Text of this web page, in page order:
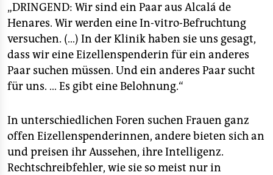
shop
fragen & hilfe
unterstützen
abo
epaper login
„DRINGEND: Wir sind ein Paar aus Alcalá de
Henares. Wir werden eine In-vitro-Befruchtung
versuchen. (…) In der Klinik haben sie uns gesagt,
dass wir eine Eizellenspenderin für ein anderes
Paar suchen müssen. Und ein anderes Paar sucht
für uns. … Es gibt eine Belohnung.“
In unterschiedlichen Foren suchen Frauen ganz
offen Eizellenspenderinnen, andere bieten sich an
und preisen ihr Aussehen, ihre Intelligenz.
Rechtschreibfehler, wie sie so meist nur in